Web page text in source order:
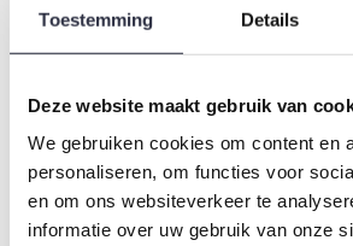
Toestemming Details
Deze website maakt gebruik van
We gebruiken cookies om content en
personaliseren, om functies voor
en om ons websiteverkeer te
informatie over uw gebruik van onze
Lemon
€17,49
Yellow
€13,99
-50% -50%